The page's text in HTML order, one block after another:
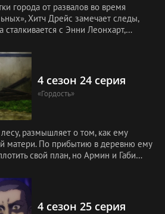
города от развалов во время
Хитч Дрейс замечает следы,
сталкивается с Энни Леонхарт,
4 сезон 24 серия
«Гордость»
размышляет о том, как ему
матери. По прибытию в деревню ему
свой план, но Армин и Габи
4 сезон 25 серия